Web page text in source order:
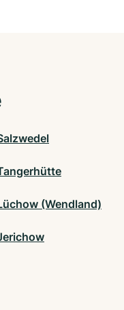
(Wendland)